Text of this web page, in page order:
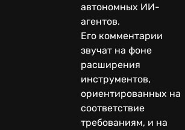
автономных ИИ-
агентов.
Его комментарии
звучат на фоне
расширения
инструментов,
ориентированных на
соответствие
требованиям, и на